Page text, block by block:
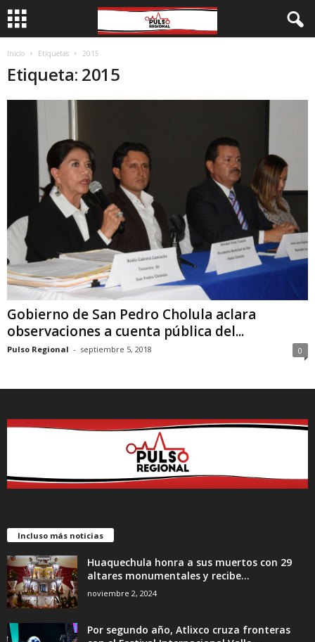
Inicio Etiquetas 2015
Etiqueta: 2015
Gobierno de San Pedro Cholula aclara
observaciones a cuenta pública del...
Pulso Regional - septiembre 5, 2018 0
Incluso más noticias
Huaquechula honra a sus muertos con 29
altares monumentales y recibe...
noviembre 2, 2024
Por segundo año, Atlixco cruza fronteras